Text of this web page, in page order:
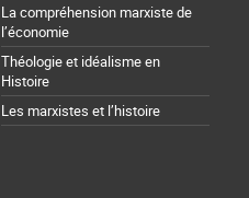
La compréhension marxiste de
l’économie
Théologie et idéalisme en
Histoire
Les marxistes et l’histoire